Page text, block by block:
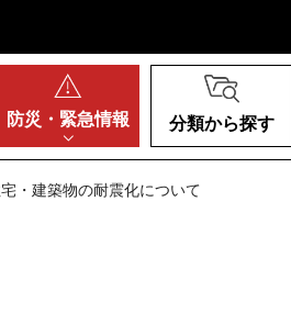
防災・ 緊急情報 分類から探す
・建築物の耐震化について